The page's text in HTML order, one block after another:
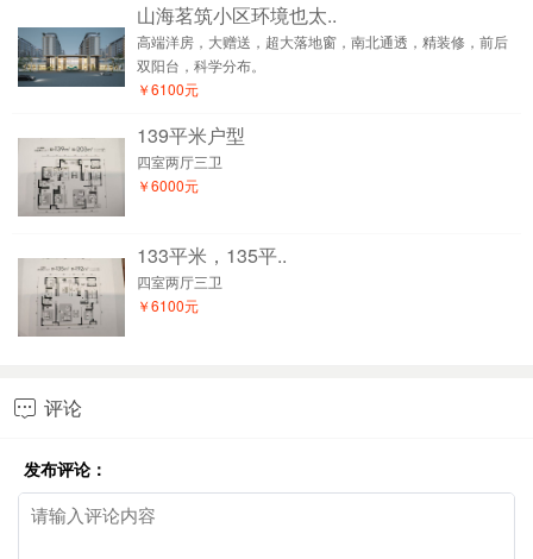
山海茗筑小区环境也太..
高端洋房，大赠送，超大落地窗，南北通透，精装修，前后
双阳台，科学分布。
￥6100元
139平米户型
四室两厅三卫
￥6000元
133平米，135平..
四室两厅三卫
￥6100元
 评论
发布评论：